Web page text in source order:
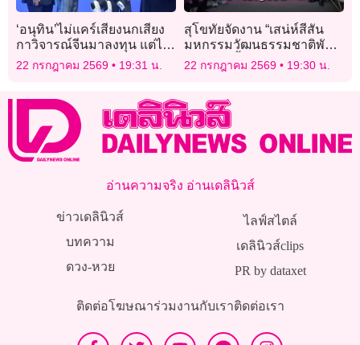
‘อนุทิน’ไม่แคร์เสียงนกเสียง
กาวิจารณ์จีนมาลงทุน แต่ไม่
ทรานเฟอร์เทคโนโลยีไทย
22 กรกฎาคม 2569 19:31 น.
สุโขทัยจัดงาน “เสน่ห์สีสัน
มหกรรมวัฒนธรรมชาติพันธุ์
7–9 ส.ค.นี้
22 กรกฎาคม 2569 19:30 น.
อ่านความจริง อ่านเดลินิวส์
ข่าวเดลินิวส์
บทความ
ดวง-หวย
ไลฟ์สไตล์
เดลินิวส์clips
PR by dataxet
ติดต่อโฆษณาร่วมงานกับเราติดต่อเรา